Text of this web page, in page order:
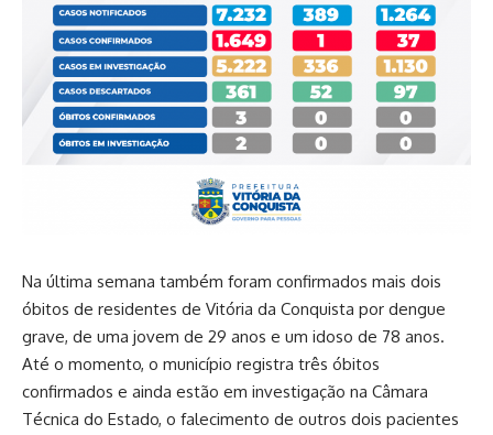
Na última semana também foram confirmados mais dois
óbitos de residentes de Vitória da Conquista por dengue
grave, de uma jovem de 29 anos e um idoso de 78 anos.
Até o momento, o município registra três óbitos
confirmados e ainda estão em investigação na Câmara
Técnica do Estado, o falecimento de outros dois pacientes